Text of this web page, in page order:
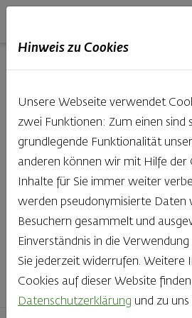
Backstube
Was gibt es Schöneres, als bei
der Wahl zu haben? Noch dazu,
auf den kleinen, feinen
Haubis. Beste Zutaten und
Namen auch verdient – das
Finden Sie Ihr
Hinweis zu Cookies
Unsere Webseite verwendet
zwei Funktionen: Zum einen sind
grundlegende Funktionalität
anderen können wir mit Hilfe der
Inhalte für Sie immer weiter
werden pseudonymisierte Daten
Besuchern gesammelt und
Einverständnis in die
Sie jederzeit widerrufen. Weitere
Cookies auf dieser Website
Datenschutzerklärung und zu uns